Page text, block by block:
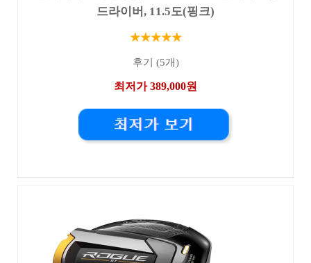
드라이버, 11.5도(핑크)
★★★★★
후기 (5개)
최저가 389,000원